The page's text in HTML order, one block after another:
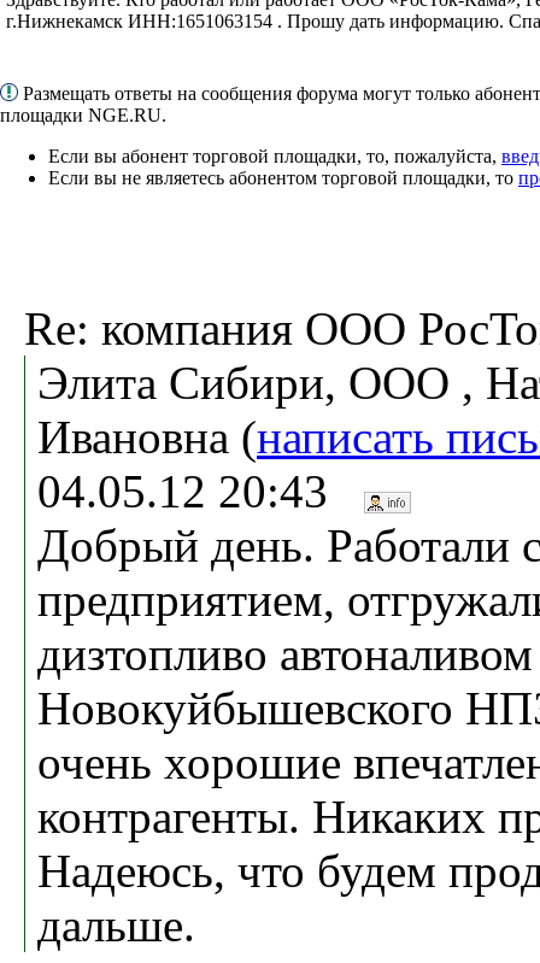
г.Нижнекамск ИНН:1651063154 . Прошу дать информацию.
Размещать ответы на сообщения форума могут только
площадки NGE.RU.
Если вы абонент торговой площадки, то, пожалуйста,
Если вы не являетесь абонентом торговой площадки, то
Re: компания ООО
Элита Сибири, ООО ,
Ивановна (написать
04.05.12 20:43
Добрый день. Работали
предприятием,
дизтопливо
Новокуйбышевского
очень хорошие
контрагенты. Никаких
Надеюсь, что будем
дальше.